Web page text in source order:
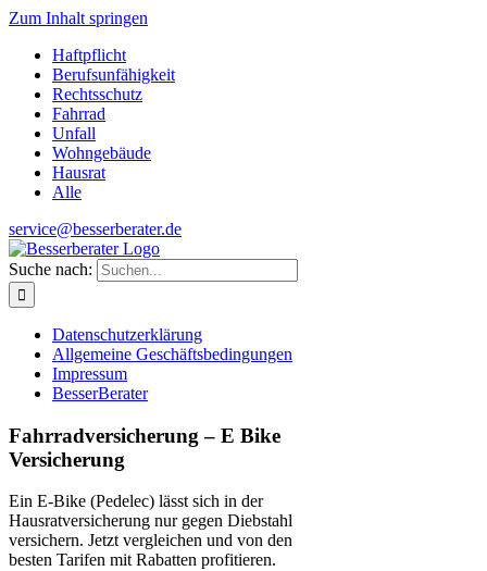
Zum Inhalt springen
Haftpflicht
Berufsunfähigkeit
Rechtsschutz
Fahrrad
Unfall
Wohngebäude
Hausrat
Alle
service@besserberater.de
Suche nach:
Datenschutzerklärung
Allgemeine Geschäftsbedingungen
Impressum
BesserBerater
Fahrradversicherung – E Bike
Versicherung
Ein E-Bike (Pedelec) lässt sich in der
Hausratversicherung nur gegen Diebstahl
versichern. Jetzt vergleichen und von den
besten Tarifen mit Rabatten profitieren.